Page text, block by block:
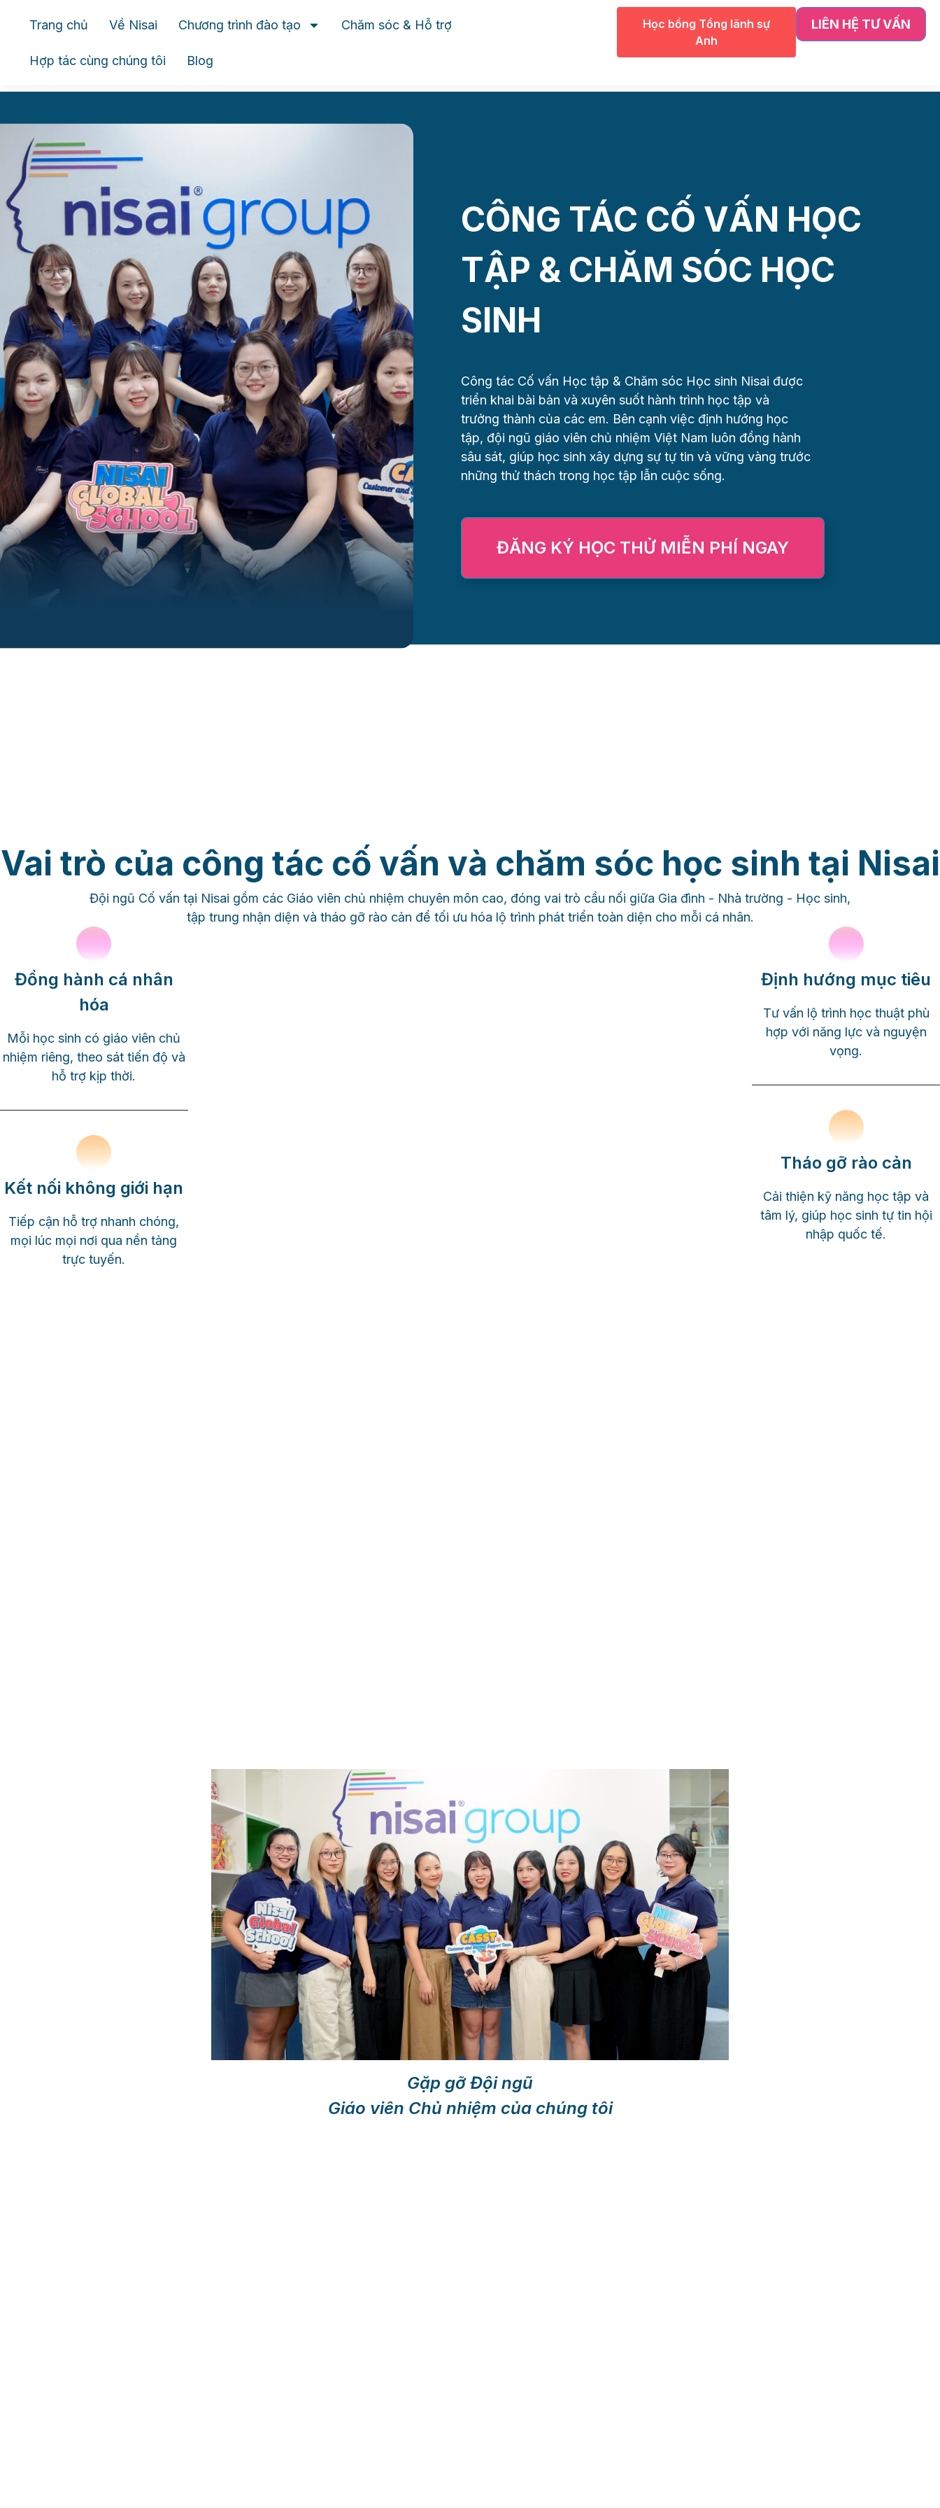
Tiếng Indonesia)
Trang chủ Về Nisai Chương trình đào tạo Chăm sóc & Hỗ trợ
Hợp tác cùng chúng tôi Blog
LIÊN HỆ TƯ VẤN
Học bổng Tổng lãnh sự
Anh
CÔNG TÁC CỐ VẤN HỌC
TẬP & CHĂM SÓC HỌC
SINH
Công tác Cố vấn Học tập & Chăm sóc Học sinh Nisai được
triển khai bài bản và xuyên suốt hành trình học tập và
trưởng thành của các em. Bên cạnh việc định hướng học
tập, đội ngũ giáo viên chủ nhiệm Việt Nam luôn đồng hành
sâu sát, giúp học sinh xây dựng sự tự tin và vững vàng trước
những thử thách trong học tập lẫn cuộc sống.
ĐĂNG KÝ HỌC THỬ MIỄN PHÍ NGAY
Vai trò của công tác cố vấn và chăm sóc học sinh tại Nisai
Đội ngũ Cố vấn tại Nisai gồm các Giáo viên chủ nhiệm chuyên môn cao, đóng vai trò cầu nối giữa Gia đình - Nhà trường - Học sinh,
tập trung nhận diện và tháo gỡ rào cản để tối ưu hóa lộ trình phát triển toàn diện cho mỗi cá nhân.
Đồng hành cá nhân
hóa
Mỗi học sinh có giáo viên chủ
nhiệm riêng, theo sát tiến độ và
hỗ trợ kịp thời.
Kết nối không giới hạn
Tiếp cận hỗ trợ nhanh chóng,
mọi lúc mọi nơi qua nền tảng
trực tuyến.
Gặp gỡ Đội ngũ
Giáo viên Chủ nhiệm của chúng tôi
Định hướng mục tiêu
Tư vấn lộ trình học thuật phù
hợp với năng lực và nguyện
vọng.
Tháo gỡ rào cản
Cải thiện kỹ năng học tập và
tâm lý, giúp học sinh tự tin hội
nhập quốc tế.